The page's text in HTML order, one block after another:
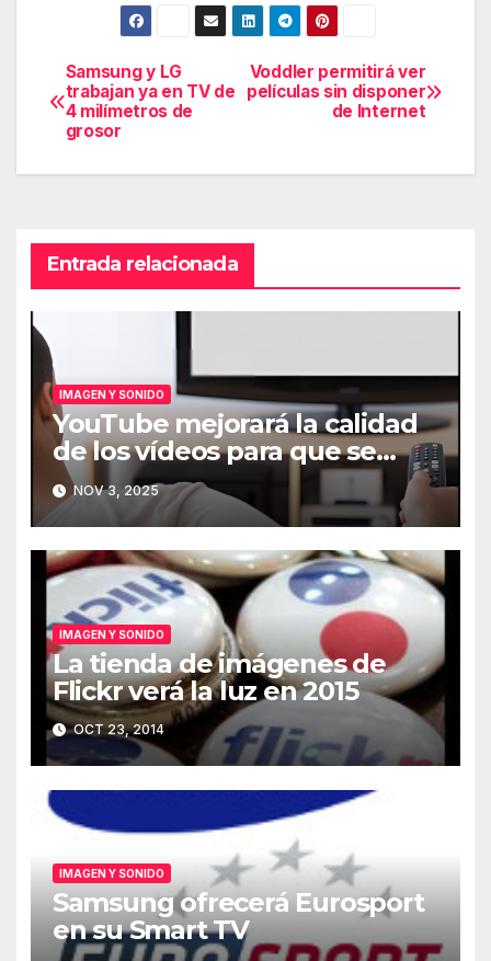
Navegación
de
entradas
Voddler permitirá ver
películas sin disponer
de Internet
Samsung y LG
trabajan ya en TV de
4 milímetros de
grosor
Entrada relacionada
IMAGEN Y SONIDO
YouTube mejorará la calidad
de los vídeos para que se
vean mejor en el televisor
NOV 3, 2025
IMAGEN Y SONIDO
La tienda de imágenes de
Flickr verá la luz en 2015
OCT 23, 2014
IMAGEN Y SONIDO
Samsung ofrecerá Eurosport
en su Smart TV